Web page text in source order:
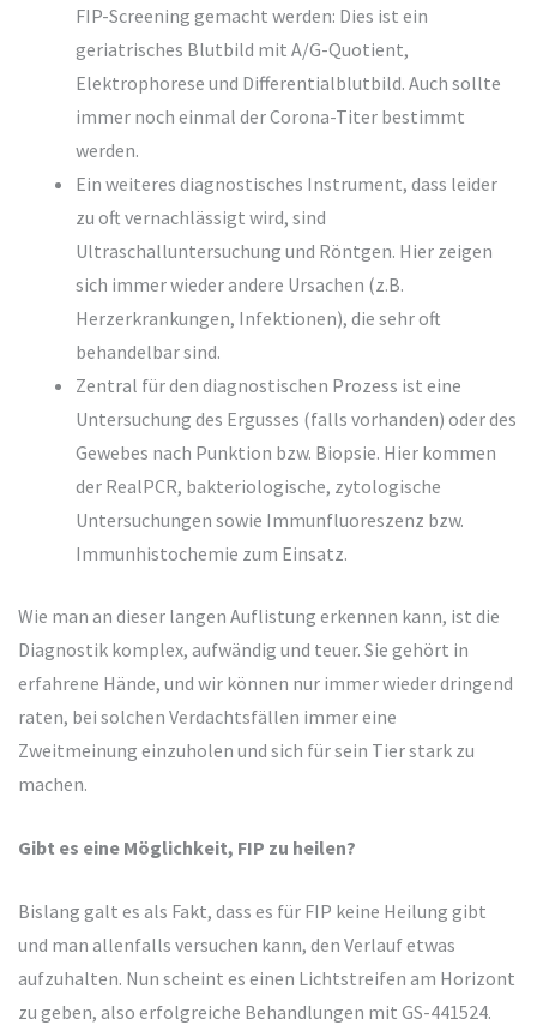
FIP-Screening gemacht werden: Dies ist ein
geriatrisches Blutbild mit A/G-Quotient,
Elektrophorese und Differentialblutbild. Auch sollte
immer noch einmal der Corona-Titer bestimmt
werden.
Ein weiteres diagnostisches Instrument, dass leider
zu oft vernachlässigt wird, sind
Ultraschalluntersuchung und Röntgen. Hier zeigen
sich immer wieder andere Ursachen (z.B.
Herzerkrankungen, Infektionen), die sehr oft
behandelbar sind.
Zentral für den diagnostischen Prozess ist eine
Untersuchung des Ergusses (falls vorhanden) oder des
Gewebes nach Punktion bzw. Biopsie. Hier kommen
der RealPCR, bakteriologische, zytologische
Untersuchungen sowie Immunfluoreszenz bzw.
Immunhistochemie zum Einsatz.
Wie man an dieser langen Auflistung erkennen kann, ist die
Diagnostik komplex, aufwändig und teuer. Sie gehört in
erfahrene Hände, und wir können nur immer wieder dringend
raten, bei solchen Verdachtsfällen immer eine
Zweitmeinung einzuholen und sich für sein Tier stark zu
machen.
Gibt es eine Möglichkeit, FIP zu heilen?
Bislang galt es als Fakt, dass es für FIP keine Heilung gibt
und man allenfalls versuchen kann, den Verlauf etwas
aufzuhalten. Nun scheint es einen Lichtstreifen am Horizont
zu geben, also erfolgreiche Behandlungen mit GS-441524.